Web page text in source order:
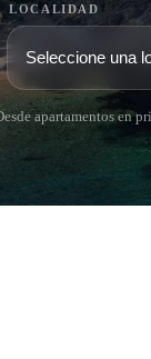
LOCALIDAD
apartamentos en